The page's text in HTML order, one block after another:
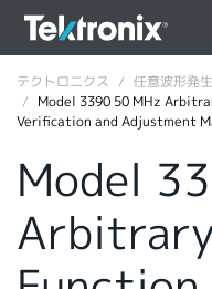
ENGLISH
テクトロニクス
任意波形発
Model 3390 50 MHz
Verification and Adjustment
Model